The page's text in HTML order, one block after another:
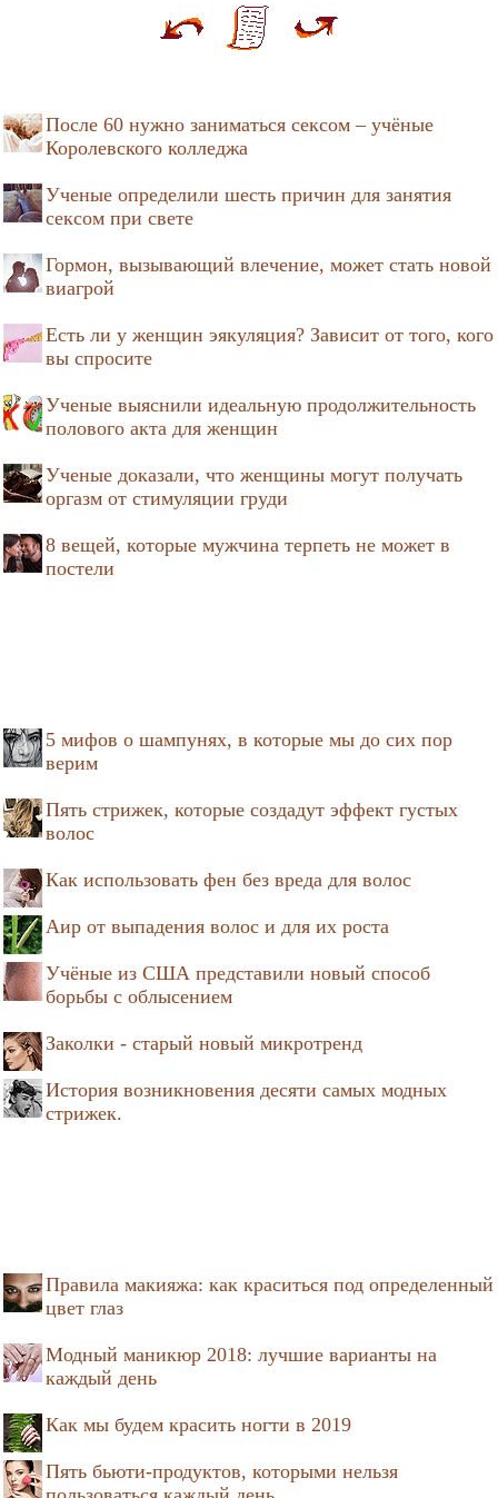
После 60 нужно заниматься сексом – учёные
Королевского колледжа
Ученые определили шесть причин для занятия
сексом при свете
Гормон, вызывающий влечение, может стать новой
виагрой
Есть ли у женщин эякуляция? Зависит от того, кого
вы спросите
Ученые выяснили идеальную продолжительность
полового акта для женщин
Ученые доказали, что женщины могут получать
оргазм от стимуляции груди
8 вещей, которые мужчина терпеть не может в
постели
5 мифов о шампунях, в которые мы до сих пор
верим
Пять стрижек, которые создадут эффект густых
волос
Как использовать фен без вреда для волос
Аир от выпадения волос и для их роста
Учёные из США представили новый способ
борьбы с облысением
Заколки - старый новый микротренд
История возникновения десяти самых модных
стрижек.
Правила макияжа: как краситься под определенный
цвет глаз
Модный маникюр 2018: лучшие варианты на
каждый день
Как мы будем красить ногти в 2019
Пять бьюти-продуктов, которыми нельзя